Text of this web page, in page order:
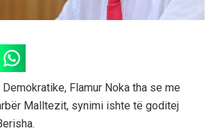
Flamur Noka tha se me
Malltezit, synimi ishte të goditej